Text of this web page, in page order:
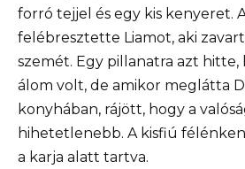
forró tejjel és egy kis kenyeret.
felébresztette Liamot, aki
szemét. Egy pillanatra azt hitte,
álom volt, de amikor meglátta
konyhában, rájött, hogy a
hihetetlenebb. A kisfiú
a karja alatt tartva.